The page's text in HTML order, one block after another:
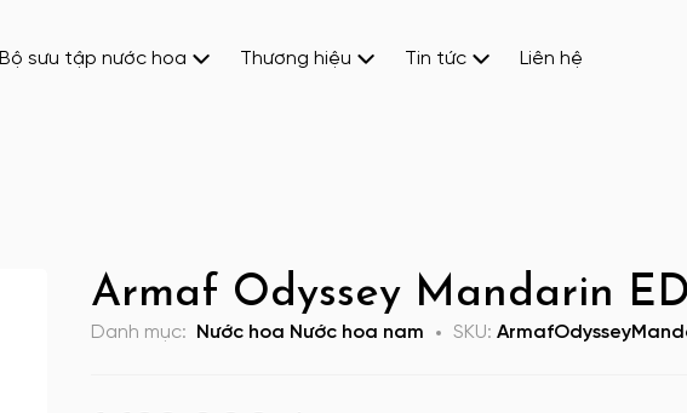
Bộ sưu tập nước hoa Thương hiệu Tin tức Liên hệ
Armaf Odyssey Mandarin
Danh mục: Nước hoa Nước hoa nam SKU: